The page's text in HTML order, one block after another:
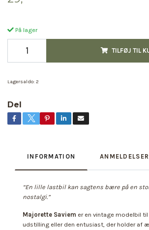
På lager
TILFØJ TIL
Lagersaldo: 2
Del
INFORMATION ANMELDELSER
“En lille lastbil kan sagtens bære på en
nostalgi.”
Majorette Saviem er en vintage modelbil
udstilling eller den entusiast, der holder af